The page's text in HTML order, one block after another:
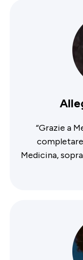
“Grazie a
Medicina,